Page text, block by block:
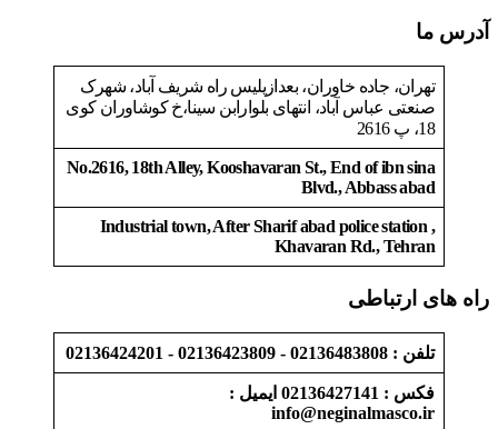
آدرس ما
تهران، جاده خاوران، بعدازپلیس راه شریف آباد، شهرک
صنعتی عباس آباد، انتهای بلوارابن سینا،خ کوشاوران کوی
18، پ 2616
No.2616, 18th Alley, Kooshavaran St., End of ibn sina
Blvd., Abbass abad
Industrial town, After Sharif abad police station ,
Khavaran Rd., Tehran
راه های ارتباطی
تلفن : 02136483808 - 02136423809 - 02136424201
فکس : 02136427141 ایمیل :
info@neginalmasco.ir